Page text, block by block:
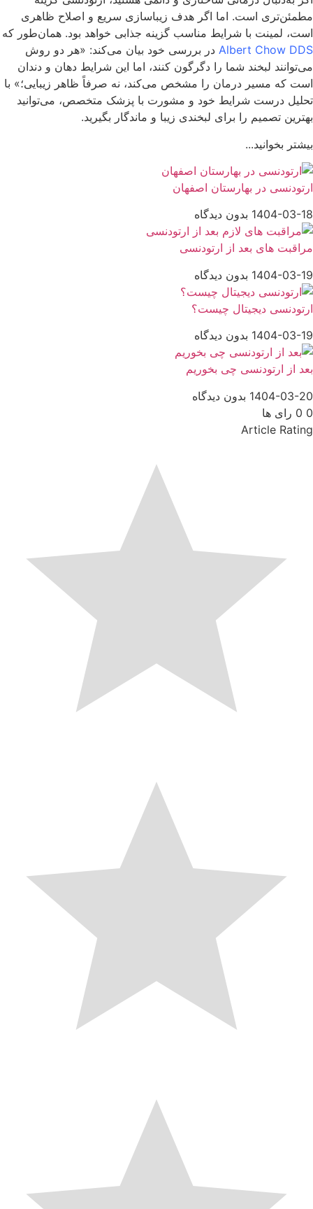
مطمئن‌تری است. اما اگر هدف زیباسازی سریع و اصلاح ظاهری
است، لمینت با شرایط مناسب گزینه جذابی خواهد بود. همان‌طور که
Albert Chow DDS در بررسی خود بیان می‌کند: «هر دو روش
می‌توانند لبخند شما را دگرگون کنند، اما این شرایط دهان و دندان
است که مسیر درمان را مشخص می‌کند، نه صرفاً ظاهر زیبایی؛» با
تحلیل درست شرایط خود و مشورت با پزشک متخصص، می‌توانید
بهترین تصمیم را برای لبخندی زیبا و ماندگار بگیرید.
بیشتر بخوانید...
ارتودنسی در بهارستان اصفهان
1404-03-18 بدون دیدگاه
مراقبت‌ های بعد از ارتودنسی
1404-03-19 بدون دیدگاه
ارتودنسی دیجیتال چیست؟
1404-03-19 بدون دیدگاه
بعد از ارتودنسی چی بخوریم
1404-03-20 بدون دیدگاه
0
0 رای ها
Article Rating